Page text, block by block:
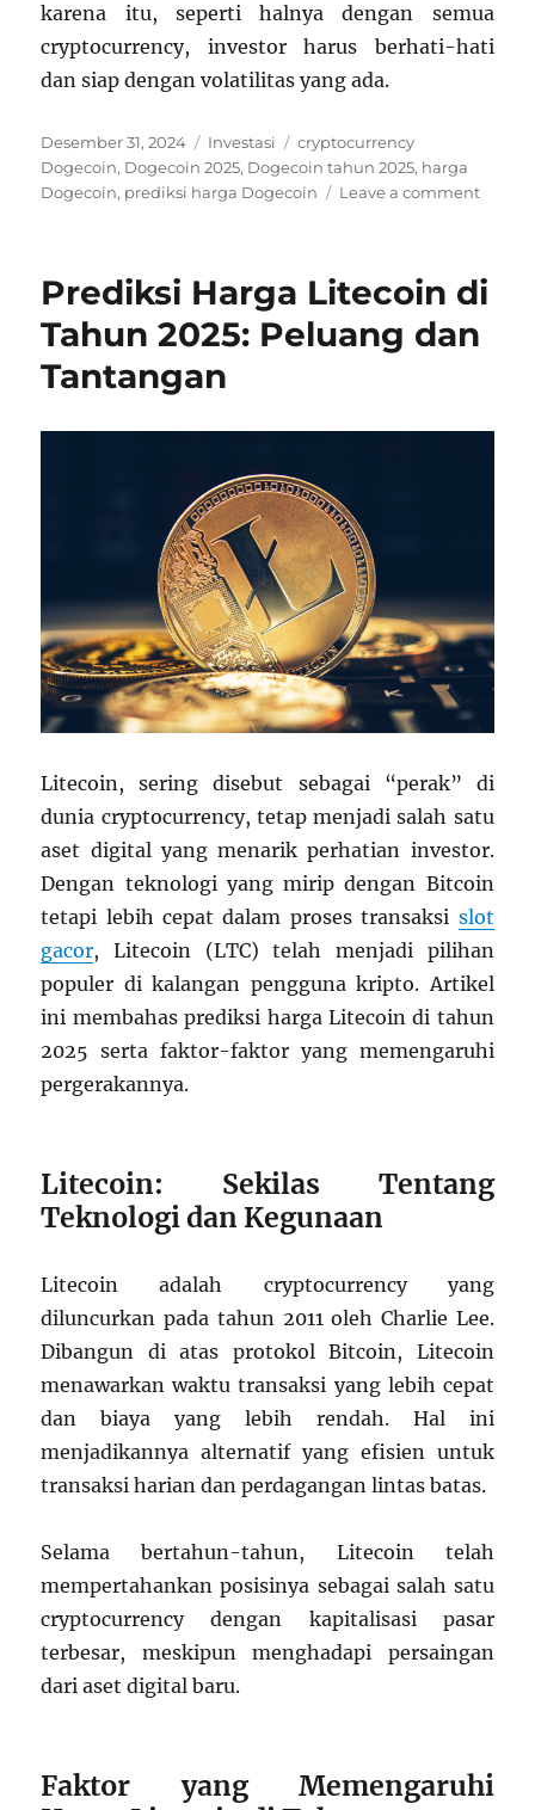
karena itu, seperti halnya dengan semua
cryptocurrency, investor harus berhati-hati
dan siap dengan volatilitas yang ada.
Posted
on
Desember 31, 2024 Categories
Investasi Tags
cryptocurrency
Dogecoin, Dogecoin 2025, Dogecoin tahun 2025, harga
Dogecoin, prediksi harga Dogecoin Leave a commenton
di
Prediksi Harga Litecoin di
Tahun 2025: Peluang dan
Tantangan
Litecoin, sering disebut sebagai “perak” di
dunia cryptocurrency, tetap menjadi salah satu
aset digital yang menarik perhatian investor.
Dengan teknologi yang mirip dengan Bitcoin
tetapi lebih cepat dalam proses transaksi slot
gacor, Litecoin (LTC) telah menjadi pilihan
populer di kalangan pengguna kripto. Artikel
ini membahas prediksi harga Litecoin di tahun
2025 serta faktor-faktor yang memengaruhi
pergerakannya.
Litecoin: Sekilas Tentang
Teknologi dan Kegunaan
Litecoin adalah cryptocurrency yang
diluncurkan pada tahun 2011 oleh Charlie Lee.
Dibangun di atas protokol Bitcoin, Litecoin
menawarkan waktu transaksi yang lebih cepat
dan biaya yang lebih rendah. Hal ini
menjadikannya alternatif yang efisien untuk
transaksi harian dan perdagangan lintas batas.
Selama bertahun-tahun, Litecoin telah
mempertahankan posisinya sebagai salah satu
cryptocurrency dengan kapitalisasi pasar
terbesar, meskipun menghadapi persaingan
dari aset digital baru.
Faktor yang Memengaruhi